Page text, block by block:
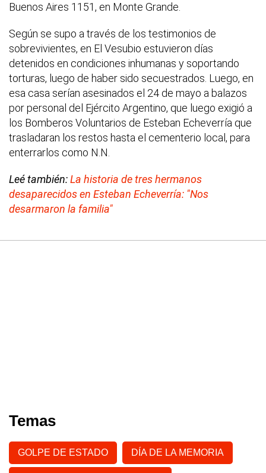
Buenos Aires 1151, en Monte Grande.
Según se supo a través de los testimonios de
sobrevivientes, en El Vesubio estuvieron días
detenidos en condiciones inhumanas y soportando
torturas, luego de haber sido secuestrados. Luego, en
esa casa serían asesinados el 24 de mayo a balazos
por personal del Ejército Argentino, que luego exigió a
los Bomberos Voluntarios de Esteban Echeverría que
trasladaran los restos hasta el cementerio local, para
enterrarlos como N.N.
Leé también:La historia de tres hermanos
desaparecidos en Esteban Echeverría: "Nos
desarmaron la familia"
Temas
GOLPE DE ESTADO DÍA DE LA MEMORIA